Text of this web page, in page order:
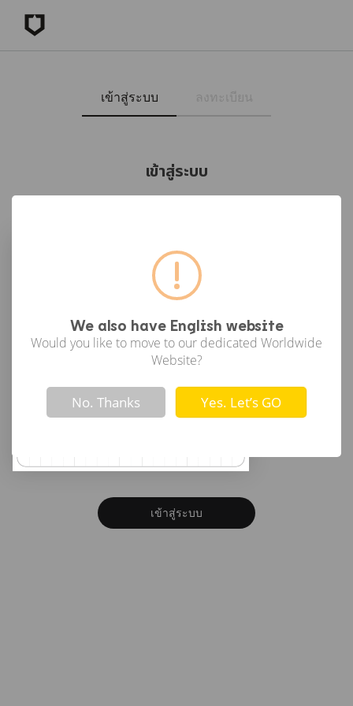
We also have English website
Would you like to move to our dedicated Worldwide
Website?
! Not valid!
No. Thanks Yes. Let’s GO
เข้าสู่ระบบ
เข้าสู่ระบบ
เข้าสู่ระบบด้วย Google
or
รหัสผ่าน